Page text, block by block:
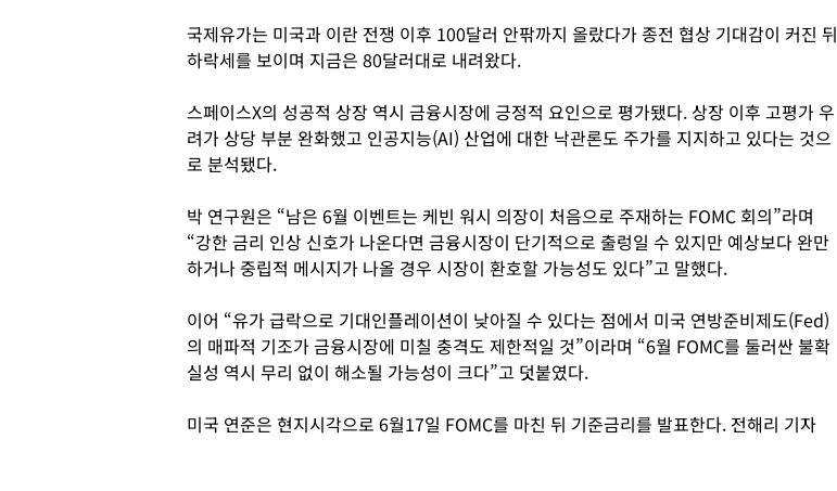
국제유가는 미국과 이란 전쟁 이후 100달러 안팎까지 올랐다가 종전 협상 기대감이 커진 뒤
하락세를 보이며 지금은 80달러대로 내려왔다.
스페이스X의 성공적 상장 역시 금융시장에 긍정적 요인으로 평가됐다. 상장 이후 고평가 우
려가 상당 부분 완화했고 인공지능(AI) 산업에 대한 낙관론도 주가를 지지하고 있다는 것으
로 분석됐다.
박 연구원은 “남은 6월 이벤트는 케빈 워시 의장이 처음으로 주재하는 FOMC 회의”라며
“강한 금리 인상 신호가 나온다면 금융시장이 단기적으로 출렁일 수 있지만 예상보다 완만
하거나 중립적 메시지가 나올 경우 시장이 환호할 가능성도 있다”고 말했다.
이어 “유가 급락으로 기대인플레이션이 낮아질 수 있다는 점에서 미국 연방준비제도(Fed)
의 매파적 기조가 금융시장에 미칠 충격도 제한적일 것”이라며 “6월 FOMC를 둘러싼 불확
실성 역시 무리 없이 해소될 가능성이 크다”고 덧붙였다.
미국 연준은 현지시각으로 6월17일 FOMC를 마친 뒤 기준금리를 발표한다. 전해리 기자